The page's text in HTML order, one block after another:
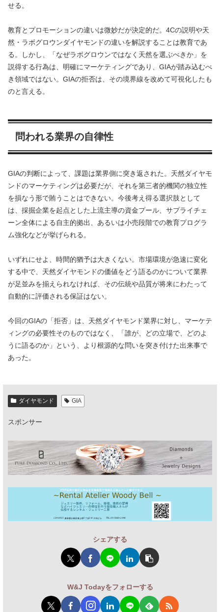
せる。
教育とプロモーションの違いは微妙だが決定的だ。4Cの説明や天
然・ラボグロウンダイヤモンドの違いを解説することは教育であ
る。しかし、「なぜラボグロウンではなく天然を選ぶべきか」を
説得する行為は、明確にマーケティングであり、GIAが踏み込むべ
き領域ではない。GIAの拒否は、その境界線を改めて可視化したも
のと言える。
問われる業界の自律性
GIAの判断によって、課題は業界側に突き返された。天然ダイヤモ
ンドのマーケティングは必要だが、それを第三者的機関の独立性
を損なう形で賄うことはできない。今後考え得る選択肢として
は、採掘企業を起点とした上流主導の資金プール、サプライチェ
ーン全体による自主的拠出、あるいは小売段階での教育プログラ
ム強化などが挙げられる。
いずれにせよ、時間的猶予は大きくない。市場環境が急速に変化
する中で、天然ダイヤモンドの価値をどう語るのかについて業界
が足並みを揃えられなければ、その伝統や品質が将来にわたって
自動的に評価される保証はない。
今回のGIAの「拒否」は、天然ダイヤモンド業界に対し、マーケテ
ィングの必要性そのものではなく、「誰が、どの立場で、どのよ
うに語るのか」という、より根源的な問いを突き付けた出来事で
あった。
ダイヤモンド GIA
スポンサー
シェアする
W&J Todayをフォローする